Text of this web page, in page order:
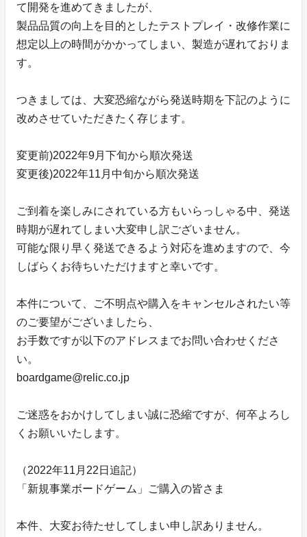
て開発を進めてきましたが、
製品品質の向上を目的としたテストプレイ・改修作業に
想定以上の時間がかかってしまい、製造が遅れておりま
す。
つきましては、大変恐縮ながら発送時期を下記のように
改めさせていただきたく存じます。
変更前)2022年9月下旬から順次発送
変更後)2022年11月中旬から順次発送
ご到着を楽しみにされている方もいらっしゃる中、発送
時期が遅れてしまい大変申し訳ございません。
可能な限り早く発送できるよう対応を進めますので、今
しばらくお待ちいただけますと幸いです。
本件について、ご不明点や購入をキャンセルされたい等
のご要望がございましたら、
お手数ですが以下のアドレスまでお問い合わせくださ
い。
boardgame@relic.co.jp
ご迷惑をおかけしてしまい誠に恐縮ですが、何卒よろし
くお願いいたします。
（2022年11月22日追記）
「新規事業ボードゲーム」ご購入の皆さま
本件、大変お待たせしてしまい申し訳ありません。